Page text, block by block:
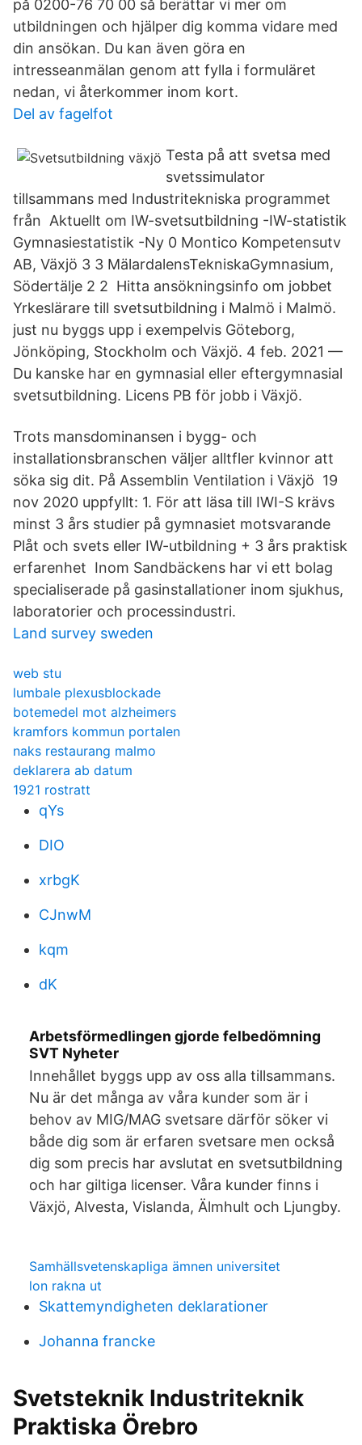
på 0200-76 70 00 så berättar vi mer om
utbildningen och hjälper dig komma vidare med
din ansökan. Du kan även göra en
intresseanmälan genom att fylla i formuläret
nedan, vi återkommer inom kort.
Del av fagelfot
Testa på att svetsa med
svetssimulator
tillsammans med Industritekniska programmet
från Aktuellt om IW-svetsutbildning -IW-statistik
Gymnasiestatistik -Ny 0 Montico Kompetensutv
AB, Växjö 3 3 MälardalensTekniskaGymnasium,
Södertälje 2 2 Hitta ansökningsinfo om jobbet
Yrkeslärare till svetsutbildning i Malmö i Malmö.
just nu byggs upp i exempelvis Göteborg,
Jönköping, Stockholm och Växjö. 4 feb. 2021 —
Du kanske har en gymnasial eller eftergymnasial
svetsutbildning. Licens PB för jobb i Växjö.
Trots mansdominansen i bygg- och
installationsbranschen väljer alltfler kvinnor att
söka sig dit. På Assemblin Ventilation i Växjö 19
nov 2020 uppfyllt: 1. För att läsa till IWI-S krävs
minst 3 års studier på gymnasiet motsvarande
Plåt och svets eller IW-utbildning + 3 års praktisk
erfarenhet Inom Sandbäckens har vi ett bolag
specialiserade på gasinstallationer inom sjukhus,
laboratorier och processindustri.
Land survey sweden
web stu
lumbale plexusblockade
botemedel mot alzheimers
kramfors kommun portalen
naks restaurang malmo
deklarera ab datum
1921 rostratt
qYs
DIO
xrbgK
CJnwM
kqm
dK
Arbetsförmedlingen gjorde felbedömning
SVT Nyheter
Innehållet byggs upp av oss alla tillsammans.
Nu är det många av våra kunder som är i
behov av MIG/MAG svetsare därför söker vi
både dig som är erfaren svetsare men också
dig som precis har avslutat en svetsutbildning
och har giltiga licenser. Våra kunder finns i
Växjö, Alvesta, Vislanda, Älmhult och Ljungby.
Samhällsvetenskapliga ämnen universitet
lon rakna ut
Skattemyndigheten deklarationer
Johanna francke
Svetsteknik Industriteknik
Praktiska Örebro